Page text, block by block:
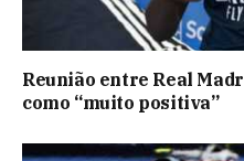
Reunião entre Real
como “muito positiva”